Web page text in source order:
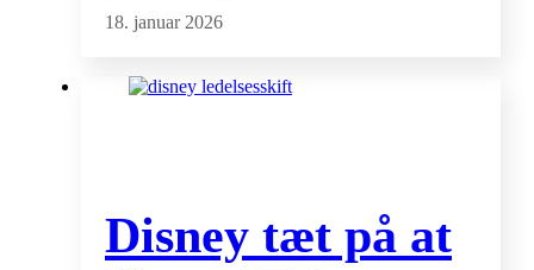
18. januar 2026
Disney tæt på at